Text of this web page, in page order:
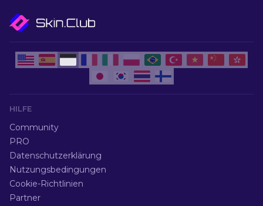
HILFE
Community
PRO
Datenschutzerklärung
Nutzungsbedingungen
Cookie-Richtlinien
Partner